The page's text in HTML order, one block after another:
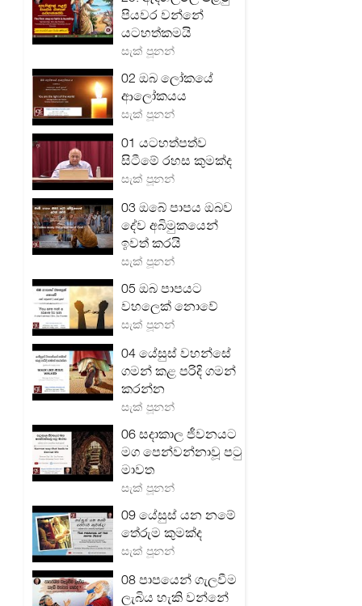
පියවර වන්නේ
යටහත්කමයි
සැක් පූනන්
02 ඔබ ලෝකයේ
ආලෝකයය
සැක් පූනන්
01 යටහත්පත්ව
සිටීමේ රහස කුමක්ද
සැක් පූනන්
03 ඔබේ පාපය ඔබව
දේව අබිමුකයෙන්
ඉවත් කරයි
සැක් පූනන්
05 ඔබ පාපයට
වහලෙක් නොවේ
සැක් පූනන්
04 යේසුස් වහන්සේ
ගමන් කළ පරිදි ගමන්
කරන්න
සැක් පූනන්
06 සදාකාල ජීවනයට
මග පෙන්වන්නාවූ පටු
මාවත
සැක් පූනන්
09 යේසුස් යන නමේ
තේරුම කුමක්ද
සැක් පූනන්
08 පාපයෙන් ගැලවීම
ලැබිය හැකි වන්නේ